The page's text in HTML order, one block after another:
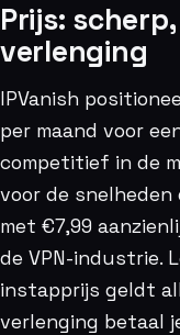
Prijs:
verlenging
IPVanish
per maand voor
competitief in de
voor de snelheden
met €7,99
de VPN-industrie.
instapprijs geldt
verlenging betaal